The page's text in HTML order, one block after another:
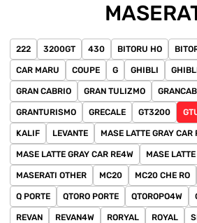
222 3200GT 430 BITORU HO
CAR MARU COUPE G GHIBLI
GRAN CABRIO GRAN TULIZMO
GRANTURISMO GRECALE GT3200
KALIF LEVANTE MASE LATTE GRAY CAR
MASE LATTE GRAY CAR RE4W MASE
MASERATI OTHER MC20 MC20 CHE RO
Q PORTE QTORO PORTE QTOROPO4W
REVAN REVAN4W RORYAL ROYAL